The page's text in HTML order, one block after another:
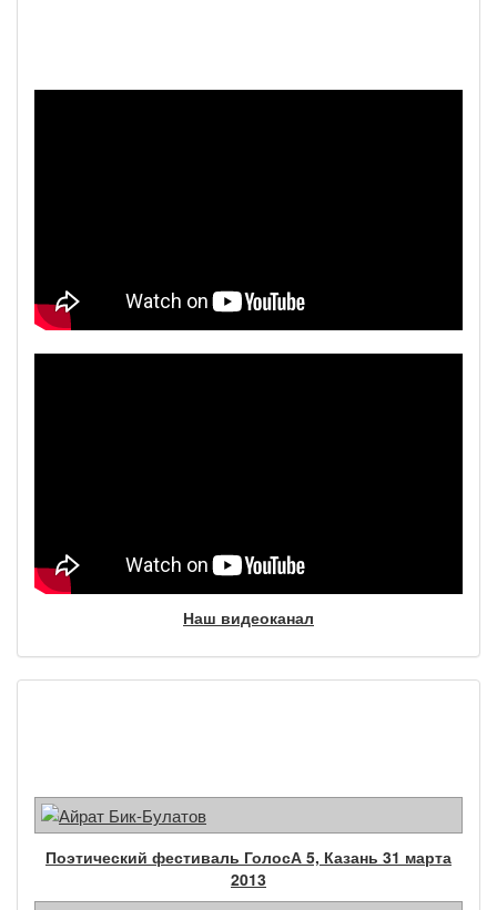
Наш видеоканал
Поэтический фестиваль ГолосА 5, Казань 31 марта
2013